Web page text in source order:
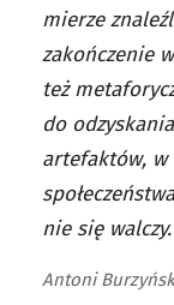
mierze
zakończenie
też
do
artefaktów, w
nie się walczy.
Antoni